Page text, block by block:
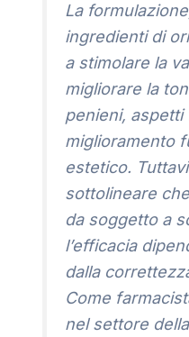
La
ingredienti di
a stimolare la
migliorare la
penieni, aspetti
miglioramento
estetico.
sottolineare
da soggetto a
l’efficacia
dalla
Come
nel settore